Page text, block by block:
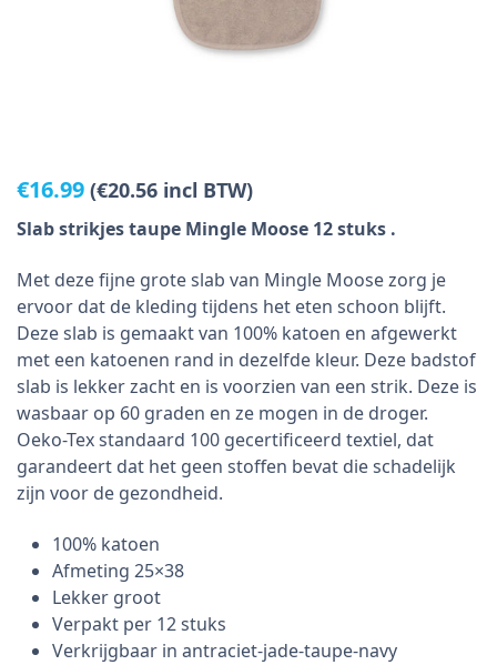
€16.99 (€20.56 incl BTW)
Slab strikjes taupe Mingle Moose 12 stuks .
Met deze fijne grote slab van Mingle Moose zorg je
ervoor dat de kleding tijdens het eten schoon blijft.
Deze slab is gemaakt van 100% katoen en afgewerkt
met een katoenen rand in dezelfde kleur. Deze badstof
slab is lekker zacht en is voorzien van een strik. Deze is
wasbaar op 60 graden en ze mogen in de droger.
Oeko-Tex standaard 100 gecertificeerd textiel, dat
garandeert dat het geen stoffen bevat die schadelijk
zijn voor de gezondheid.
100% katoen
Afmeting 25×38
Lekker groot
Verpakt per 12 stuks
Verkrijgbaar in antraciet-jade-taupe-navy